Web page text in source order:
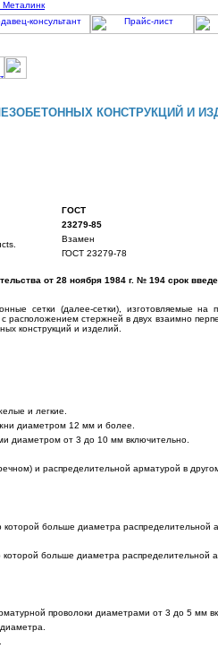
КОНСТРУКЦИЙ И
ГОСТ
23279-85
Взамен
ГОСТ 23279-78
от 28 ноября 1984 г. № 194 срок
сетки (далее-сетки), изготовляемые на
стержней в двух взаимно
конструкций и изделий.
и легкие.
диаметром 12 мм и более.
диаметром от 3 до 10 мм включительно.
и распределительной арматурой в
больше диаметра распределительной
больше диаметра распределительной
проволоки диаметрами от 3 до 5 мм